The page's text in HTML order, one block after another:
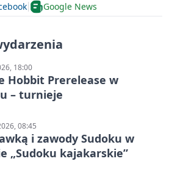
Google News
18:00
Hobbit Prerelease w
– turnieje
08:45
i zawody Sudoku w
„Sudoku kajakarskie”